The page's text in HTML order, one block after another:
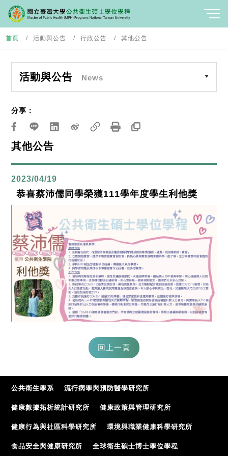
首頁 活動與公告 行政公告 其他公告
活動與公告 News
其他公告
分享：
2023/04/19
恭喜蔡沛儒同學榮獲111學年度學生利他獎
公共衛生學系 流行病學與預防醫學研究所
健康數據拓析統計研究所 健康政策與管理研究所
健康行為與社區科學研究所 環境與職業健康科學研究所
食品安全與健康研究所 全球衛生碩士博士學位學程